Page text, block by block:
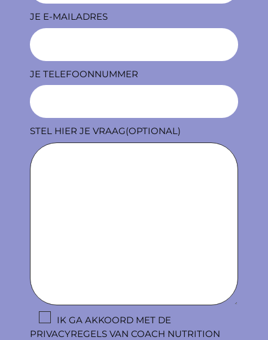
JE E-MAILADRES
JE TELEFOONNUMMER
STEL HIER JE VRAAG(OPTIONAL)
IK GA AKKOORD MET DE
PRIVACYREGELS VAN COACH NUTRITION